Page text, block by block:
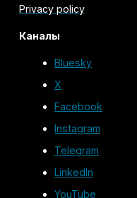
Privacy policy
Каналы
Bluesky
X
Facebook
Instagram
Telegram
LinkedIn
YouTube